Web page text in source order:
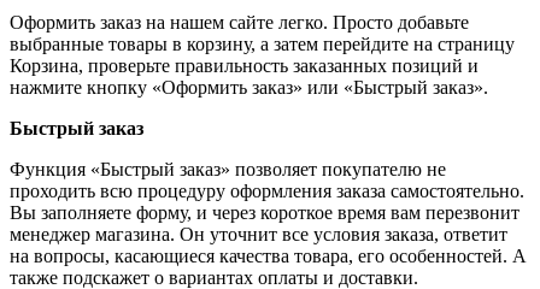
Оформить заказ на нашем сайте легко. Просто добавьте
выбранные товары в корзину, а затем перейдите на страницу
Корзина, проверьте правильность заказанных позиций и
нажмите кнопку «Оформить заказ» или «Быстрый заказ».
Быстрый заказ
Функция «Быстрый заказ» позволяет покупателю не
проходить всю процедуру оформления заказа самостоятельно.
Вы заполняете форму, и через короткое время вам перезвонит
менеджер магазина. Он уточнит все условия заказа, ответит
на вопросы, касающиеся качества товара, его особенностей. А
также подскажет о вариантах оплаты и доставки.